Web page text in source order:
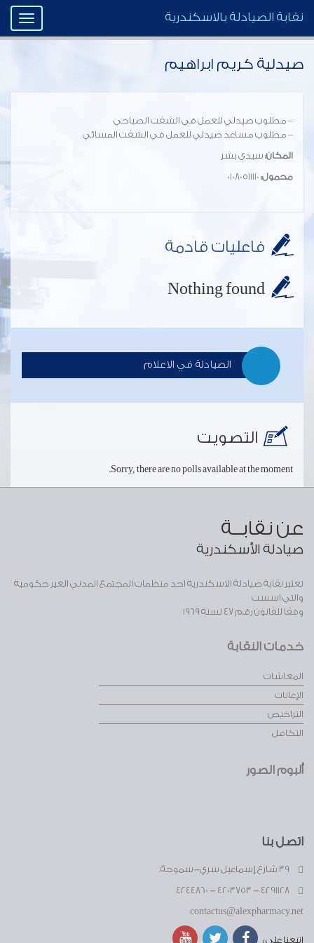
Toggle
نقابة الصيادلة بالاسكندرية
صيدلية كريم ابراهيم
– مطلوب صيدلي للعمل في الشفت الصباحي
– مطلوب مساعد صيدلي للعمل في الشفت المسائي
المكان: سيدي بشر
محمول:
فاعليات قادمة
Nothing found
الصيادلة في الاعلام
التصويت
Sorry, there are no polls available at the moment.
عن نقابــة
صيادلة الأسكندرية
تعتبر نقابة صيادلة الاسكندرية احد منظمات المجتمع المدني الغير حكومية
والتي اسست
وفقا للقانون رقم 47 لسنة 1969
خدمات النقابة
المعاشات
الإعانات
التراخيص
التكافل
ألبوم الصور
اتصل بنا
contactus@alexpharmacy.net
اتبعنا على :